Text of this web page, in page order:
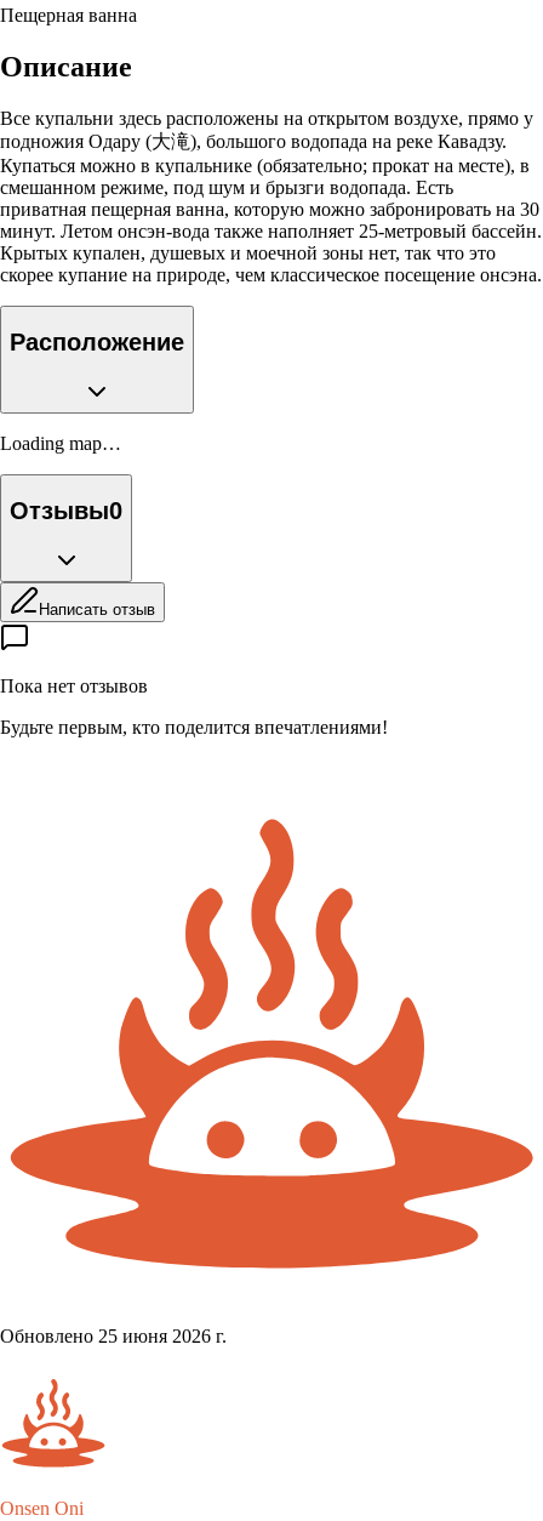
Пещерная ванна
Описание
Все купальни здесь расположены на открытом воздухе, прямо у
подножия Одару (大滝), большого водопада на реке Кавадзу.
Купаться можно в купальнике (обязательно; прокат на месте), в
смешанном режиме, под шум и брызги водопада. Есть
приватная пещерная ванна, которую можно забронировать на 30
минут. Летом онсэн-вода также наполняет 25-метровый бассейн.
Крытых купален, душевых и моечной зоны нет, так что это
скорее купание на природе, чем классическое посещение онсэна.
Расположение
Loading map…
Отзывы0
Написать отзыв
Пока нет отзывов
Будьте первым, кто поделится впечатлениями!
Обновлено 25 июня 2026 г.
Onsen Oni